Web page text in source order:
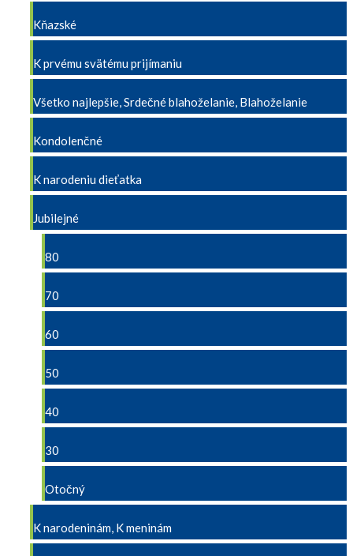
Kňazské
K prvému svätému prijímaniu
Všetko najlepšie, Srdečné blahoželanie, Blahoželanie
Kondolenčné
K narodeniu dieťatka
Jubilejné
80
70
60
50
40
30
Otočný
K narodeninám, K meninám